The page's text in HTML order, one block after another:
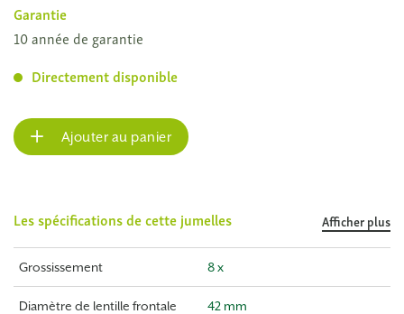
Garantie
10 année de garantie
Directement disponible
Ajouter au panier
Les spécifications de cette jumelles Afficher plus
Grossissement 8 x
Diamètre de lentille frontale 42 mm